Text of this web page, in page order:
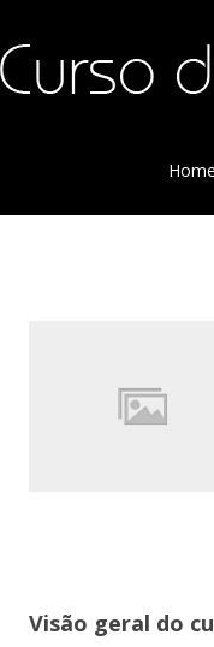
Home
Visão geral do